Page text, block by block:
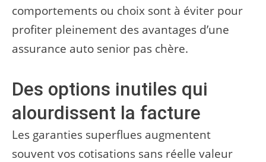
comportements ou choix sont à éviter pour
profiter pleinement des avantages d’une
assurance auto senior pas chère.
Des options inutiles qui
alourdissent la facture
Les garanties superflues augmentent
souvent vos cotisations sans réelle valeur